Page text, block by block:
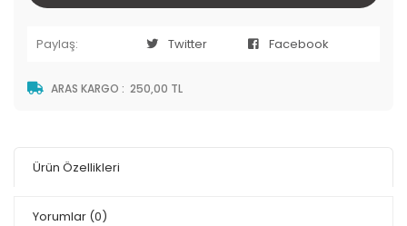
Paylaş: Twitter Facebook
ARAS KARGO : 250,00 TL
Ürün Özellikleri
Yorumlar (0)